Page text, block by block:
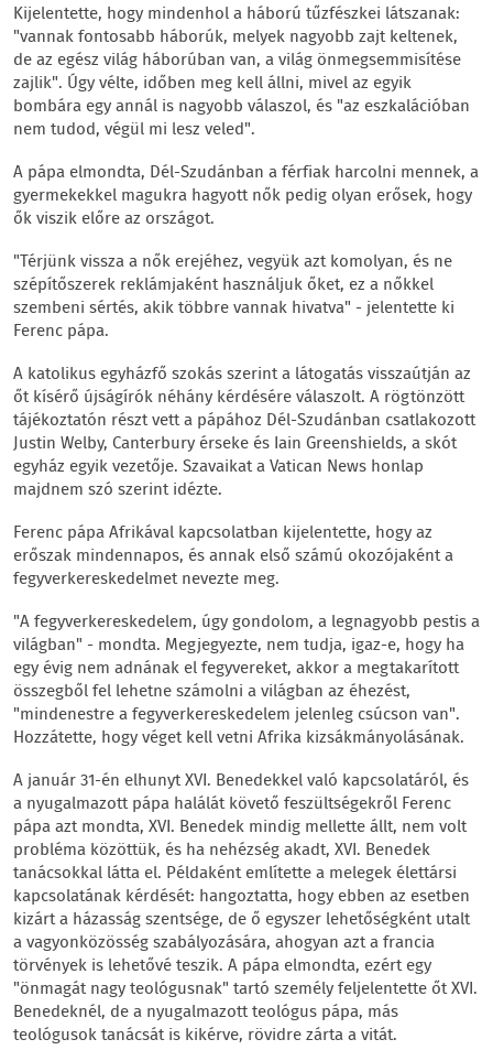
Kijelentette, hogy mindenhol a háború tűzfészkei látszanak:
"vannak fontosabb háborúk, melyek nagyobb zajt keltenek,
de az egész világ háborúban van, a világ önmegsemmisítése
zajlik". Úgy vélte, időben meg kell állni, mivel az egyik
bombára egy annál is nagyobb válaszol, és "az eszkalációban
nem tudod, végül mi lesz veled".
A pápa elmondta, Dél-Szudánban a férfiak harcolni mennek, a
gyermekekkel magukra hagyott nők pedig olyan erősek, hogy
ők viszik előre az országot.
"Térjünk vissza a nők erejéhez, vegyük azt komolyan, és ne
szépítőszerek reklámjaként használjuk őket, ez a nőkkel
szembeni sértés, akik többre vannak hivatva" - jelentette ki
Ferenc pápa.
A katolikus egyházfő szokás szerint a látogatás visszaútján az
őt kísérő újságírók néhány kérdésére válaszolt. A rögtönzött
tájékoztatón részt vett a pápához Dél-Szudánban csatlakozott
Justin Welby, Canterbury érseke és Iain Greenshields, a skót
egyház egyik vezetője. Szavaikat a Vatican News honlap
majdnem szó szerint idézte.
Ferenc pápa Afrikával kapcsolatban kijelentette, hogy az
erőszak mindennapos, és annak első számú okozójaként a
fegyverkereskedelmet nevezte meg.
"A fegyverkereskedelem, úgy gondolom, a legnagyobb pestis a
világban" - mondta. Megjegyezte, nem tudja, igaz-e, hogy ha
egy évig nem adnának el fegyvereket, akkor a megtakarított
összegből fel lehetne számolni a világban az éhezést,
"mindenestre a fegyverkereskedelem jelenleg csúcson van".
Hozzátette, hogy véget kell vetni Afrika kizsákmányolásának.
A január 31-én elhunyt XVI. Benedekkel való kapcsolatáról, és
a nyugalmazott pápa halálát követő feszültségekről Ferenc
pápa azt mondta, XVI. Benedek mindig mellette állt, nem volt
probléma közöttük, és ha nehézség akadt, XVI. Benedek
tanácsokkal látta el. Példaként említette a melegek élettársi
kapcsolatának kérdését: hangoztatta, hogy ebben az esetben
kizárt a házasság szentsége, de ő egyszer lehetőségként utalt
a vagyonközösség szabályozására, ahogyan azt a francia
törvények is lehetővé teszik. A pápa elmondta, ezért egy
"önmagát nagy teológusnak" tartó személy feljelentette őt XVI.
Benedeknél, de a nyugalmazott teológus pápa, más
teológusok tanácsát is kikérve, rövidre zárta a vitát.